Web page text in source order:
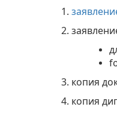
1.
2.
3. копия
4. копия